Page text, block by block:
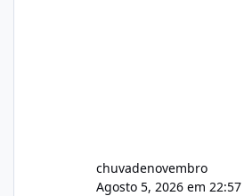
chuvadenovembro
Agosto 5, 2026 em 22:57